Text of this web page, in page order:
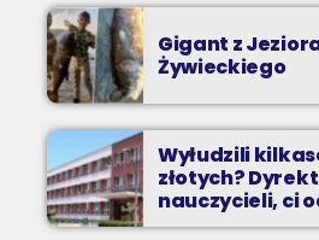
Gigant z
Żywieckiego
Wyłudzili
złotych?
nauczycieli, ci
zarzuty